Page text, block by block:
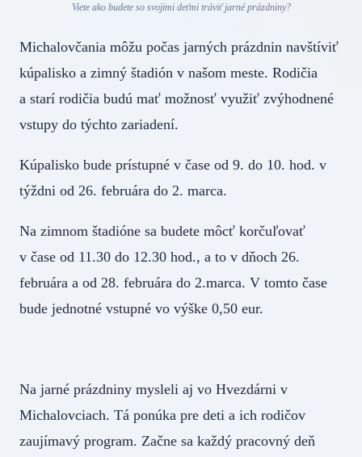
Viete ako budete so svojimi deťmi tráviť jarné prázdniny?
Michalovčania môžu počas jarných prázdnin navštíviť
kúpalisko a zimný štadión v našom meste. Rodičia
a starí rodičia budú mať možnosť využiť zvýhodnené
vstupy do týchto zariadení.
Kúpalisko bude prístupné v čase od 9. do 10. hod. v
týždni od 26. februára do 2. marca.
Na zimnom štadióne sa budete môcť korčuľovať
v čase od 11.30 do 12.30 hod., a to v dňoch 26.
februára a od 28. februára do 2.marca. V tomto čase
bude jednotné vstupné vo výške 0,50 eur.
Na jarné prázdniny mysleli aj vo Hvezdárni v
Michalovciach. Tá ponúka pre deti a ich rodičov
zaujímavý program. Začne sa každý pracovný deň